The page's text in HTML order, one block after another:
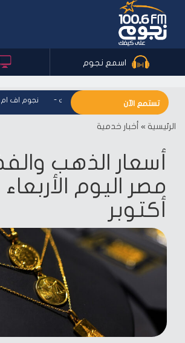
اسمع نجوم
تستمع الآن - نجوم اف ام - على كيفك نجوم اف ام
الرئيسية » أخبار خدمية
أسعار الذهب
أكتوبر